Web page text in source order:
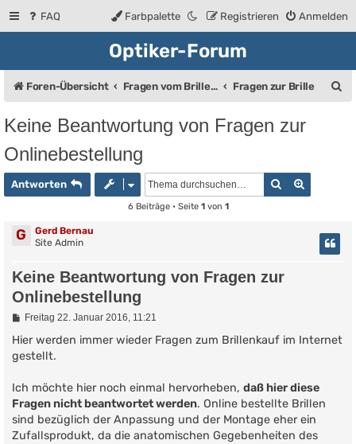
FAQ Anmelden
Registrieren
Farbpalette
Optiker-Forum
Foren-Übersicht Fragen vom Brillenträger an den Augenoptiker Fragen zur Brille
Keine Beantwortung von Fragen zur
Onlinebestellung
Antworten Suche
6 Beiträge • Seite 1von 1
G
Gerd Bernau
Site Admin
Keine Beantwortung von Fragen zur
Onlinebestellung
B
i
r
g
Freitag 22. Januar 2016, 11:21
Hier werden immer wieder Fragen zum Brillenkauf im Internet
gestellt.
Ich möchte hier noch einmal hervorheben, daß hier diese
Fragen nicht beantwortet werden. Online bestellte Brillen
sind bezüglich der Anpassung und der Montage eher ein
Zufallsprodukt, da die anatomischen Gegebenheiten des